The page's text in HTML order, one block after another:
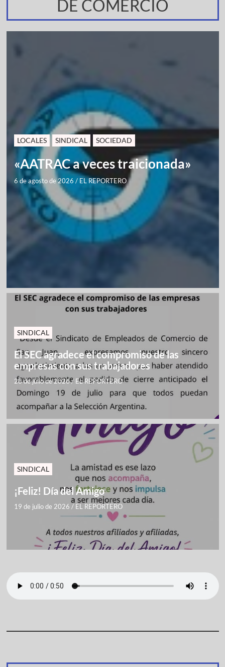
DE COMERCIO
LOCALES SINDICAL SOCIEDAD
«AATRAC a veces traicionada»
6 de agosto de 2026 / EL REPORTERO
SINDICAL
El SEC agradece el compromiso de las
empresas con sus trabajadores
28 de julio de 2026/ EL REPORTERO
SINDICAL
¡Feliz! Día del Amigo
19 de julio de 2026 / EL REPORTERO